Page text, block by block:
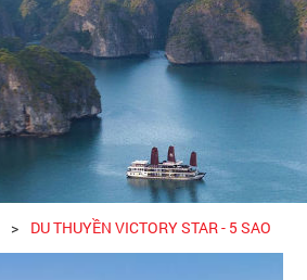
DU THUYỀN VICTORY STAR - 5 SAO